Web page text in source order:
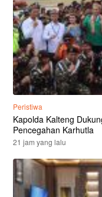
Peristiwa
Kapolda Kalteng
Pencegahan Karhutla
21 jam yang lalu